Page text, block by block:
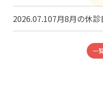
2026.07.107月8月の休
一